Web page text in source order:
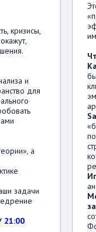
кризисы,
и
для
а
задачи
21:00